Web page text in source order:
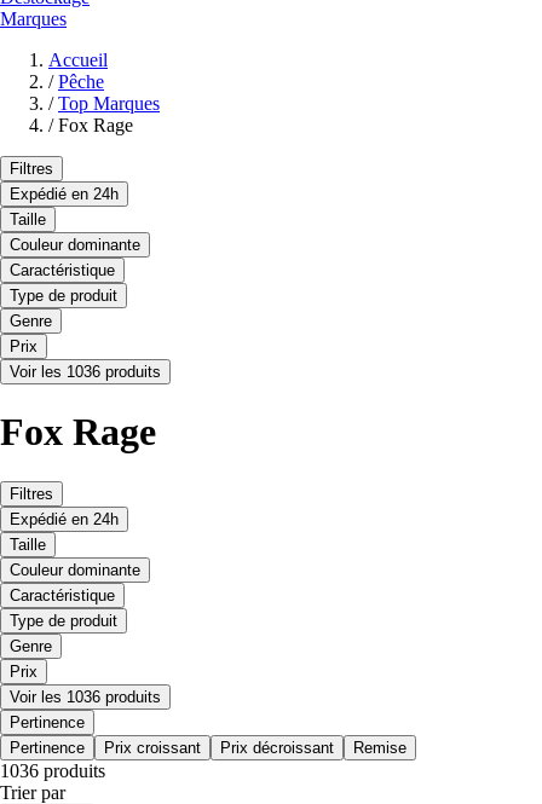
Marques
Accueil
/ Pêche
/ Top Marques
/ Fox Rage
Filtres
Expédié en 24h
Taille
Couleur dominante
Caractéristique
Type de produit
Genre
Prix
Voir les 1036 produits
Fox Rage
Filtres
Expédié en 24h
Taille
Couleur dominante
Caractéristique
Type de produit
Genre
Prix
Voir les 1036 produits
Pertinence
Pertinence
Prix croissant Prix décroissant Remise
1036 produits
Trier par